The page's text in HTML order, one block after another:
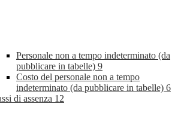
Personale non a tempo indeterminato (da
pubblicare in tabelle) 9
Costo del personale non a tempo
indeterminato (da pubblicare in tabelle) 6
di assenza 12